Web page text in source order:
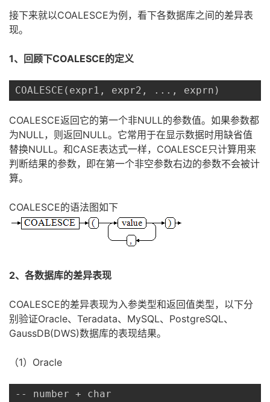
发
者
学
堂
我
课
的
我
藏
Programs
的
支
持
我
的
术
我
云
接下来就以COALESCE为例，看下各数据库之间的差异表
现。
1、回顾下COALESCE的定义
COALESCE(expr1, expr2, ..., exprn)
COALESCE返回它的第一个非NULL的参数值。如果参数都
为NULL，则返回NULL。它常用于在显示数据时用缺省值
替换NULL。和CASE表达式一样，COALESCE只计算用来
判断结果的参数，即在第一个非空参数右边的参数不会被计
算。
COALESCE的语法图如下
2、各数据库的差异表现
COALESCE的差异表现为入参类型和返回值类型，以下分
别验证Oracle、Teradata、MySQL、PostgreSQL、
GaussDB(DWS)数据库的表现结果。
（1）Oracle
-- number + char